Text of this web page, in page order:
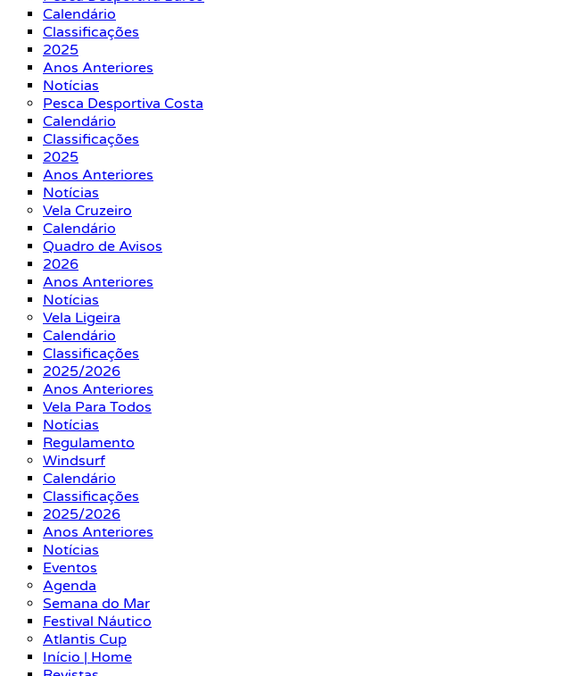
Calendário
Classificações
2025
Anos Anteriores
Notícias
Pesca Desportiva Costa
Calendário
Classificações
2025
Anos Anteriores
Notícias
Vela Cruzeiro
Calendário
Quadro de Avisos
2026
Anos Anteriores
Notícias
Vela Ligeira
Calendário
Classificações
2025/2026
Anos Anteriores
Vela Para Todos
Notícias
Regulamento
Windsurf
Calendário
Classificações
2025/2026
Anos Anteriores
Notícias
Eventos
Agenda
Semana do Mar
Festival Náutico
Atlantis Cup
Início | Home